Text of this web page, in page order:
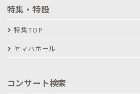
特集・特設
特集TOP
ヤマハホール
コンサート検索